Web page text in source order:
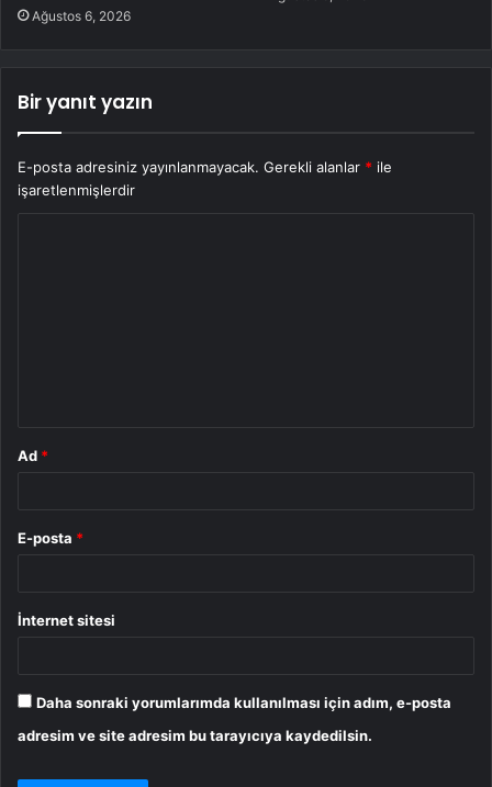
Ağustos 6, 2026
Bir yanıt yazın
E-posta adresiniz yayınlanmayacak. Gerekli alanlar * ile
işaretlenmişlerdir
Ad *
E-posta *
İnternet sitesi
Daha sonraki yorumlarımda kullanılması için adım, e-posta
adresim ve site adresim bu tarayıcıya kaydedilsin.